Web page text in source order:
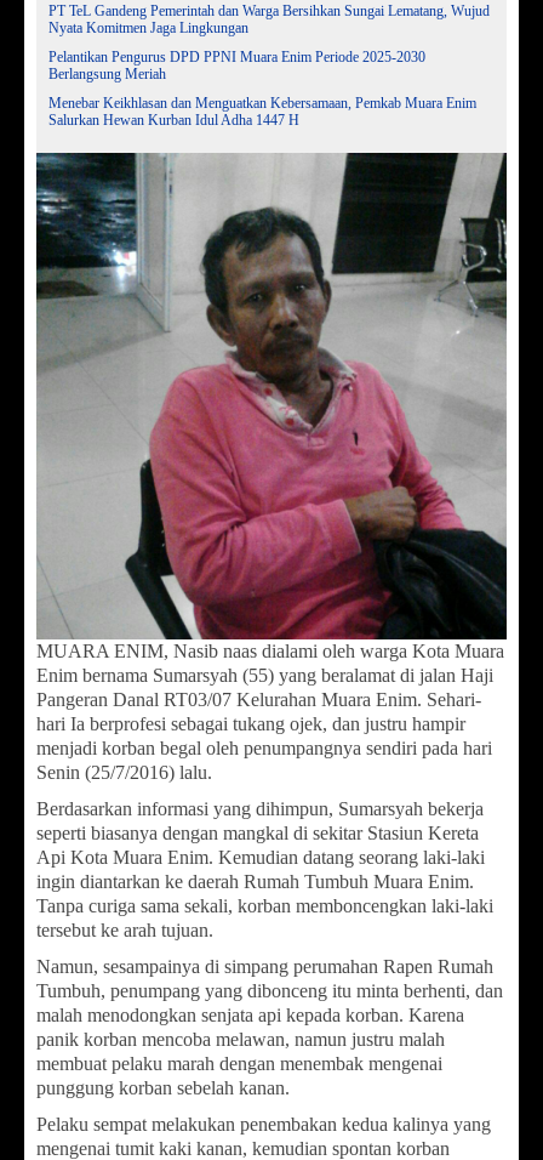
PT TeL Gandeng Pemerintah dan Warga Bersihkan Sungai Lematang, Wujud
Nyata Komitmen Jaga Lingkungan
Pelantikan Pengurus DPD PPNI Muara Enim Periode 2025-2030
Berlangsung Meriah
Menebar Keikhlasan dan Menguatkan Kebersamaan, Pemkab Muara Enim
Salurkan Hewan Kurban Idul Adha 1447 H
MUARA ENIM, Nasib naas dialami oleh warga Kota Muara
Enim bernama Sumarsyah (55) yang beralamat di jalan Haji
Pangeran Danal RT03/07 Kelurahan Muara Enim. Sehari-
hari Ia berprofesi sebagai tukang ojek, dan justru hampir
menjadi korban begal oleh penumpangnya sendiri pada hari
Senin (25/7/2016) lalu.
Berdasarkan informasi yang dihimpun, Sumarsyah bekerja
seperti biasanya dengan mangkal di sekitar Stasiun Kereta
Api Kota Muara Enim. Kemudian datang seorang laki-laki
ingin diantarkan ke daerah Rumah Tumbuh Muara Enim.
Tanpa curiga sama sekali, korban memboncengkan laki-laki
tersebut ke arah tujuan.
Namun, sesampainya di simpang perumahan Rapen Rumah
Tumbuh, penumpang yang dibonceng itu minta berhenti, dan
malah menodongkan senjata api kepada korban. Karena
panik korban mencoba melawan, namun justru malah
membuat pelaku marah dengan menembak mengenai
punggung korban sebelah kanan.
Pelaku sempat melakukan penembakan kedua kalinya yang
mengenai tumit kaki kanan, kemudian spontan korban